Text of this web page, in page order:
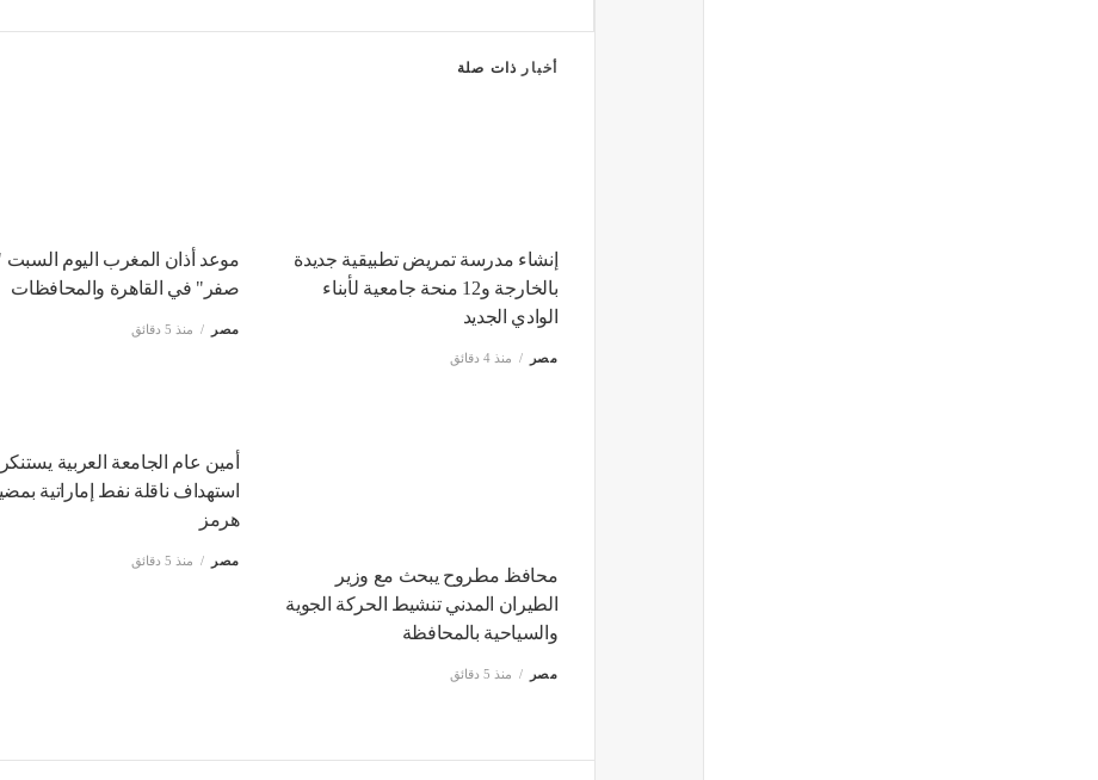
أخبار ذات صلة
إنشاء مدرسة تمريض تطبيقية جديدة
بالخارجة و12 منحة جامعية لأبناء
الوادي الجديد
مصر منذ 4 دقائق
صفر" في القاهرة والمحافظات
مصر منذ 5 دقائق
محافظ مطروح يبحث مع وزير
الطيران المدني تنشيط الحركة الجوية
والسياحية بالمحافظة
مصر منذ 5 دقائق
أمين عام الجامعة العربية يستنكر
استهداف ناقلة نفط إماراتية
هرمز
مصر منذ 5 دقائق